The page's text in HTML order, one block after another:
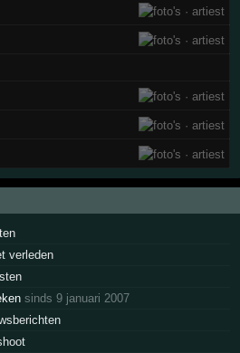
verleden
sinds 9 januari 2007